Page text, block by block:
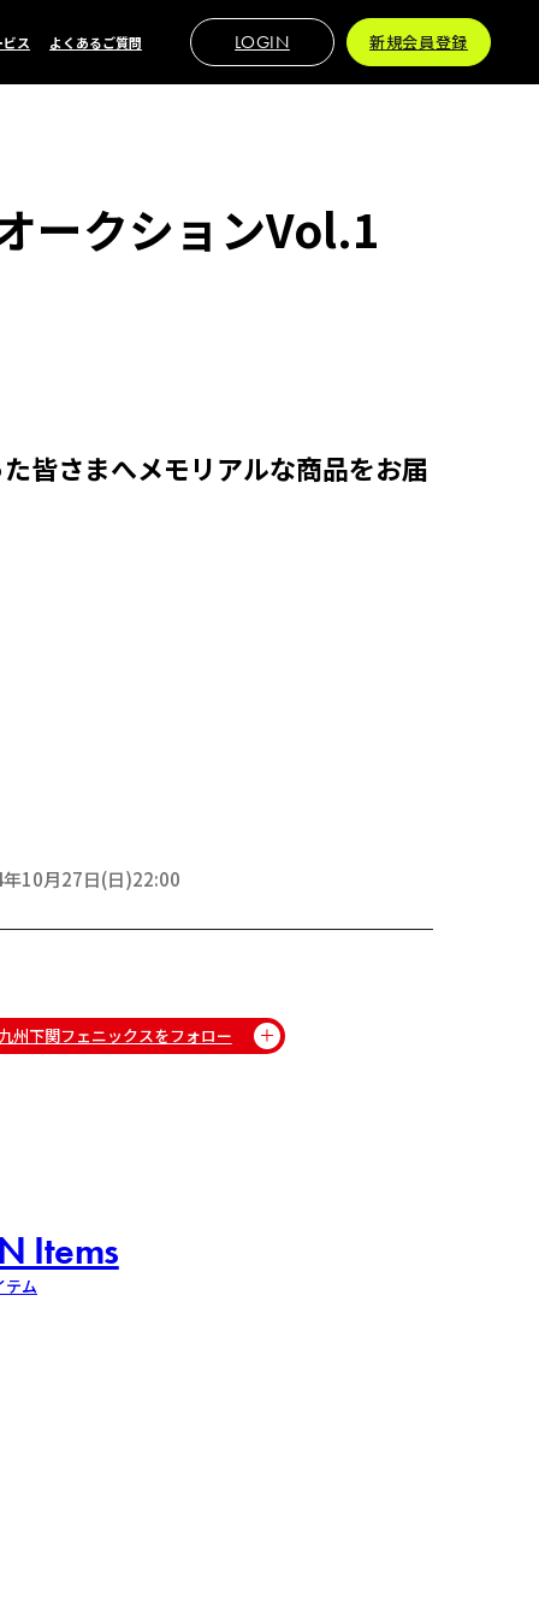
ス よくあるご質問 LOGIN 新規会員登録
ークションVol.1
皆さまへメモリアルな商品をお届
10月27日(日)22:00
州下関フェニックスをフォロー
Items
テム